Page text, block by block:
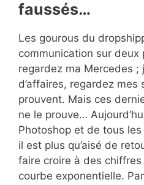
faussés…
Les gourous du
communication sur deux
regardez ma Mercedes ;
d’affaires, regardez mes
prouvent. Mais ces
ne le prouve…
Photoshop et de tous
il est plus qu’aisé de
faire croire à des
courbe exponentielle.